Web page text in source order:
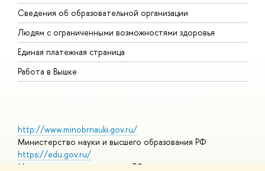
Сведения об образовательной организации
Людям с ограниченными возможностями здоровья
Единая платежная страница
Работа в Вышке
http://www.minobrnauki.gov.ru/
Министерство науки и высшего образования РФ
https://edu.gov.ru/
Министерство просвещения РФ